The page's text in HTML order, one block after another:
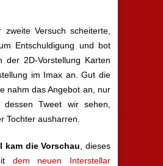
zweite Versuch scheiterte,
Entschuldigung und bot
der 2D-Vorstellung Karten
im Imax an. Gut die
nahm das Angebot an, nur
dessen Tweet wir sehen,
Tochter ausharren.
kam die Vorschau , dieses
dem neuen Interstellar